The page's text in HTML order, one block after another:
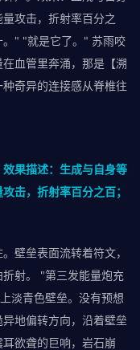
攻击，折射率百分之
。" "就是它了。" 苏雨咬
血管里奔涌，那是【溯
奇异的连接感从脊椎往
效果描述：生成与自身等
击，折射率百分之百；
壁垒表面流转着符文，
射。 "第三发能量炮充
淡青色壁垒。没有预想
地偏转方向，沿着壁垒
欲聋的巨响，岩石崩